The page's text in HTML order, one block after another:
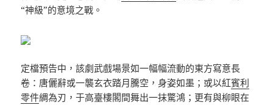
“神級”的意境之戰。
定檔預告中，該劇武戲場景如一幅幅流動的東方寫意長
卷：唐儷辭或一襲玄衣踏月騰空，身姿如墨；或以紅賓利
零件綢為刃，于高臺樓閣間舞出一抹驚鴻；更有與柳眼在